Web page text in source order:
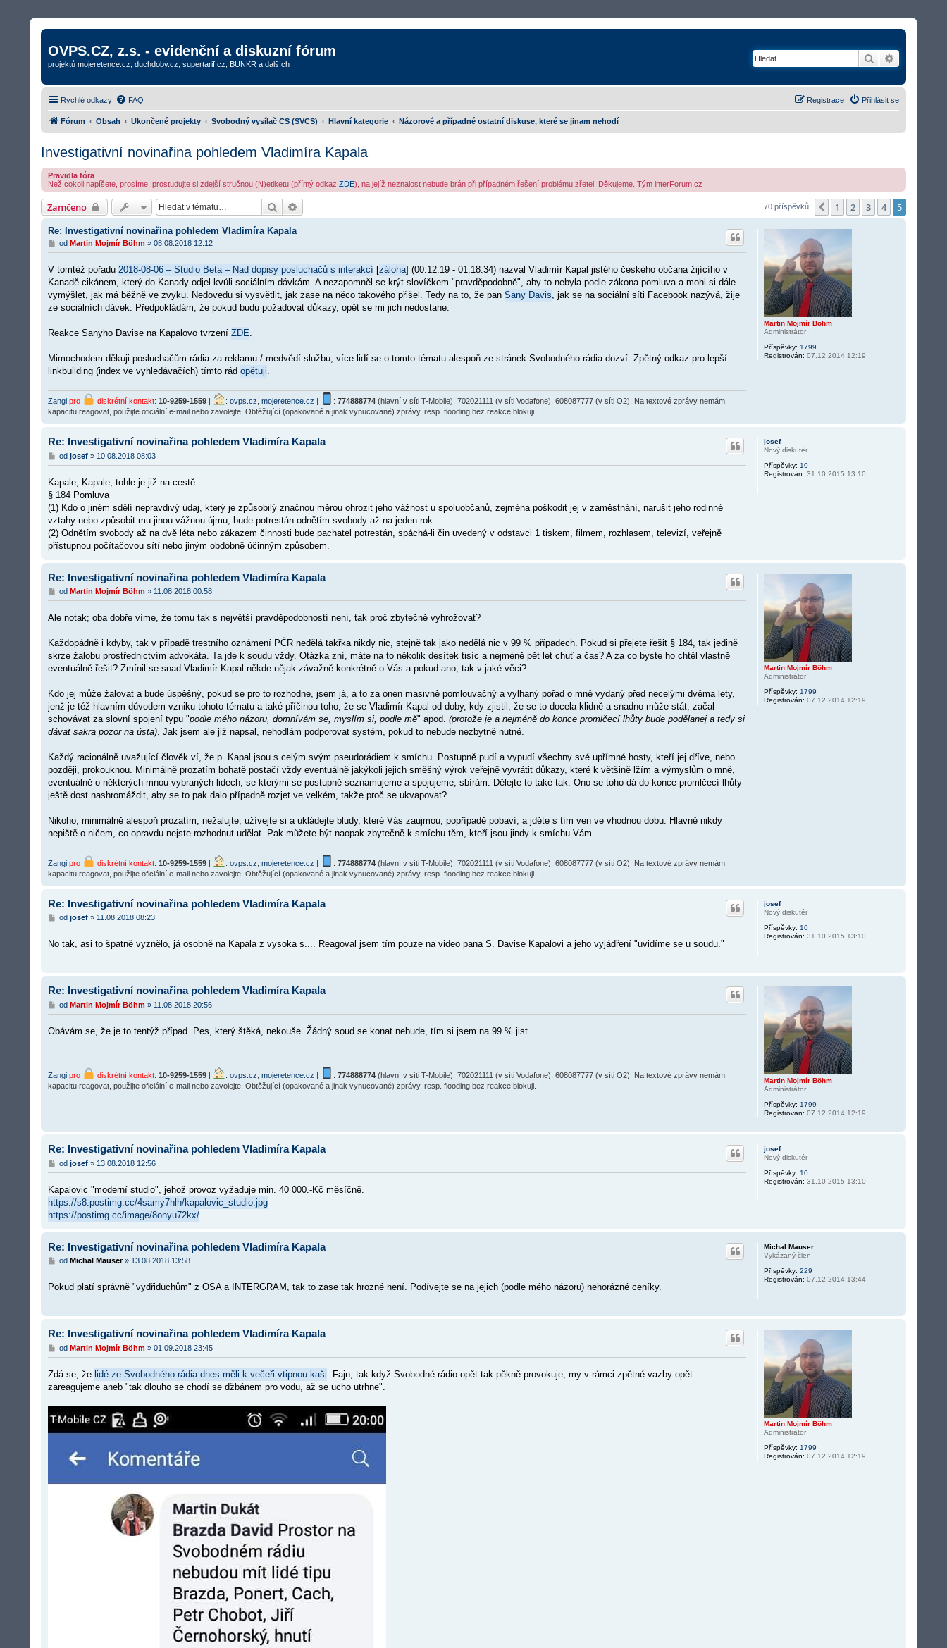
OVPS.CZ, z.s. - evidenční a diskuzní fórum
projektů mojeretence.cz, duchdoby.cz, supertarif.cz, BUNKR a dalších Hledat
Rychlé odkazy FAQ Přihlásit se
Registrace
Fórum Obsah Ukončené projekty Svobodný vysílač CS (SVCS) Hlavní kategorie Názorové a případné ostatní diskuse, které se jinam nehodí
Investigativní novinařina pohledem Vladimíra Kapala
Pravidla fóra
Než cokoli napíšete, prosíme, prostudujte si zdejší stručnou (N)etiketu (přímý odkaz ZDE), na jejíž neznalost nebude brán při případném řešení problému zřetel. Děkujeme. Tým interForum.cz
Zamčeno Hledat 70 příspěvků Předchozí
1 2 3 4 5
Martin Mojmír Böhm
Administrátor
Příspěvky: 1799
Registrován: 07.12.2014 12:19
Re: Investigativní novinařina pohledem Vladimíra Kapala
P
ř
s
p
v
e
od Martin Mojmír Böhm » 08.08.2018 12:12
V tomtéž pořadu 2018-08-06 – Studio Beta – Nad dopisy posluchačů s interakcí [záloha] (00:12:19 - 01:18:34) nazval Vladimír Kapal jistého českého občana žijícího v
Kanadě cikánem, který do Kanady odjel kvůli sociálním dávkám. A nezapomněl se krýt slovíčkem "pravděpodobně", aby to nebyla podle zákona pomluva a mohl si dále
vymýšlet, jak má běžně ve zvyku. Nedovedu si vysvětlit, jak zase na něco takového přišel. Tedy na to, že pan Sany Davis, jak se na sociální síti Facebook nazývá, žije
ze sociálních dávek. Předpokládám, že pokud budu požadovat důkazy, opět se mi jich nedostane.
Reakce Sanyho Davise na Kapalovo tvrzení ZDE.
Mimochodem děkuji posluchačům rádia za reklamu / medvědí službu, více lidí se o tomto tématu alespoň ze stránek Svobodného rádia dozví. Zpětný odkaz pro lepší
linkbuilding (index ve vyhledávačích) tímto rád opětuji.
Zangi pro diskrétní kontakt: 10-9259-1559 | : ovps.cz mojeretence.cz | : 774888774 (hlavní v síti T-Mobile), 702021111 (v síti Vodafone), 608087777 (v síti O2). Na textové zprávy nemám
kapacitu reagovat, použijte oficiální e-mail nebo zavolejte. Obtěžující (opakované a jinak vynucované) zprávy, resp. flooding bez reakce blokuji.
josef
Nový diskutér
Příspěvky: 10
Registrován: 31.10.2015 13:10
Re: Investigativní novinařina pohledem Vladimíra Kapala
P
ř
s
p
ě
v
e
k
od josef» 10.08.2018 08:03
Kapale, Kapale, tohle je již na cestě.
§ 184 Pomluva
(1) Kdo o jiném sdělí nepravdivý údaj, který je způsobilý značnou měrou ohrozit jeho vážnost u spoluobčanů, zejména poškodit jej v zaměstnání, narušit jeho rodinné
vztahy nebo způsobit mu jinou vážnou újmu, bude potrestán odnětím svobody až na jeden rok.
(2) Odnětím svobody až na dvě léta nebo zákazem činnosti bude pachatel potrestán, spáchá-li čin uvedený v odstavci 1 tiskem, filmem, rozhlasem, televizí, veřejně
přístupnou počítačovou sítí nebo jiným obdobně účinným způsobem.
Martin Mojmír Böhm
Administrátor
Příspěvky: 1799
Registrován: 07.12.2014 12:19
Re: Investigativní novinařina pohledem Vladimíra Kapala
P
ř
s
v
e
od Martin Mojmír Böhm » 11.08.2018 00:58
Ale notak; oba dobře víme, že tomu tak s největší pravděpodobností není, tak proč zbytečně vyhrožovat?
Každopádně i kdyby, tak v případě trestního oznámení PČR nedělá takřka nikdy nic, stejně tak jako nedělá nic v 99 % případech. Pokud si přejete řešit § 184, tak jedině
skrze žalobu prostřednictvím advokáta. Ta jde k soudu vždy. Otázka zní, máte na to několik desítek tisíc a nejméně pět let chuť a čas? A za co byste ho chtěl vlastně
eventuálně řešit? Zmínil se snad Vladimír Kapal někde nějak závažně konkrétně o Vás a pokud ano, tak v jaké věci?
Kdo jej může žalovat a bude úspěšný, pokud se pro to rozhodne, jsem já, a to za onen masivně pomlouvačný a vylhaný pořad o mně vydaný před necelými dvěma lety,
jenž je též hlavním důvodem vzniku tohoto tématu a také příčinou toho, že se Vladimír Kapal od doby, kdy zjistil, že se to docela klidně a snadno může stát, začal
schovávat za slovní spojení typu "podle mého názoru, domnívám se, myslím si, podle mě" apod. (protože je a nejméně do konce promlčecí lhůty bude podělanej a tedy si
dávat sakra pozor na ústa). Jak jsem ale již napsal, nehodlám podporovat systém, pokud to nebude nezbytně nutné.
Každý racionálně uvažující člověk ví, že p. Kapal jsou s celým svým pseudorádiem k smíchu. Postupně pudí a vypudí všechny své upřímné hosty, kteří jej dříve, nebo
později, prokouknou. Minimálně prozatím bohatě postačí vždy eventuálně jakýkoli jejich směšný výrok veřejně vyvrátit důkazy, které k většině lžím a výmyslům o mně,
eventuálně o některých mnou vybraných lidech, se kterými se postupně seznamujeme a spojujeme, sbírám. Dělejte to také tak. Ono se toho dá do konce promlčecí lhůty
ještě dost nashromáždit, aby se to pak dalo případně rozjet ve velkém, takže proč se ukvapovat?
Nikoho, minimálně alespoň prozatím, nežalujte, užívejte si a ukládejte bludy, které Vás zaujmou, popřípadě pobaví, a jděte s tím ven ve vhodnou dobu. Hlavně nikdy
nepiště o ničem, co opravdu nejste rozhodnut udělat. Pak můžete být naopak zbytečně k smíchu těm, kteří jsou jindy k smíchu Vám.
Zangi pro diskrétní kontakt: 10-9259-1559 | : ovps.cz mojeretence.cz | : 774888774 (hlavní v síti T-Mobile), 702021111 (v síti Vodafone), 608087777 (v síti O2). Na textové zprávy nemám
kapacitu reagovat, použijte oficiální e-mail nebo zavolejte. Obtěžující (opakované a jinak vynucované) zprávy, resp. flooding bez reakce blokuji.
josef
Nový diskutér
Příspěvky: 10
Registrován: 31.10.2015 13:10
Re: Investigativní novinařina pohledem Vladimíra Kapala
P
ř
s
k
od josef» 11.08.2018 08:23
No tak, asi to špatně vyznělo, já osobně na Kapala z vysoka s.... Reagoval jsem tím pouze na video pana S. Davise Kapalovi a jeho vyjádření "uvidíme se u soudu."
Martin Mojmír Böhm
Administrátor
Příspěvky: 1799
Registrován: 07.12.2014 12:19
Re: Investigativní novinařina pohledem Vladimíra Kapala
P
ř
s
e
k
od Martin Mojmír Böhm » 11.08.2018 20:56
Obávám se, že je to tentýž případ. Pes, který štěká, nekouše. Žádný soud se konat nebude, tím si jsem na 99 % jist.
Zangi pro diskrétní kontakt: 10-9259-1559 : ovps.cz, mojeretence.cz : 774888774 (hlavní v síti T-Mobile), 702021111 (v síti Vodafone), 608087777 (v síti O2). Na textové zprávy nemám
kapacitu reagovat, použijte oficiální e-mail nebo zavolejte. Obtěžující (opakované a jinak vynucované) zprávy, resp. flooding bez reakce blokuji.
josef
Nový diskutér
Příspěvky: 10
Registrován: 31.10.2015 13:10
Re: Investigativní novinařina pohledem Vladimíra Kapala
P
ř
s
p
ě
v
od josef» 13.08.2018 12:56
Kapalovic "moderní studio", jehož provoz vyžaduje min. 40 000.-Kč měsíčně.
https://s8.postimg.cc/4samy7hlh/kapalovic_studio.jpg
https://postimg.cc/image/8onyu72kx/
Michal Mauser
Vykázaný člen
Příspěvky: 229
Registrován: 07.12.2014 13:44
Re: Investigativní novinařina pohledem Vladimíra Kapala
P
ř
s
v
k
od Michal Mauser» 13.08.2018 13:58
Pokud platí správně "vydřiduchům" z OSA a INTERGRAM, tak to zase tak hrozné není. Podívejte se na jejich (podle mého názoru) nehorázné ceníky.
Martin Mojmír Böhm
Administrátor
Příspěvky: 1799
Registrován: 07.12.2014 12:19
Re: Investigativní novinařina pohledem Vladimíra Kapala
P
ř
s
p
ě
k
od Martin Mojmír Böhm» 01.09.2018 23:45
Zdá se, že lidé ze Svobodného rádia dnes měli k večeři vtipnou kaši . Fajn, tak když Svobodné rádio opět tak pěkně provokuje, my v rámci zpětné vazby opět
zareagujeme aneb "tak dlouho se chodí se džbánem pro vodu, až se ucho utrhne".